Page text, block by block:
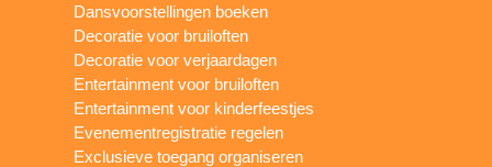
Dansvoorstellingen boeken
Decoratie voor bruiloften
Decoratie voor verjaardagen
Entertainment voor bruiloften
Entertainment voor kinderfeestjes
Evenementregistratie regelen
Exclusieve toegang organiseren